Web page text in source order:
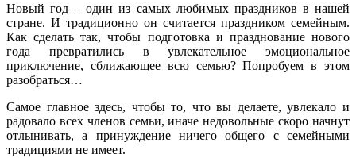
Новый год – один из самых любимых праздников в нашей
стране. И традиционно он считается праздником семейным.
Как сделать так, чтобы подготовка и празднование нового
года превратились в увлекательное эмоциональное
приключение, сближающее всю семью? Попробуем в этом
разобраться…
Самое главное здесь, чтобы то, что вы делаете, увлекало и
радовало всех членов семьи, иначе недовольные скоро начнут
отлынивать, а принуждение ничего общего с семейными
традициями не имеет.